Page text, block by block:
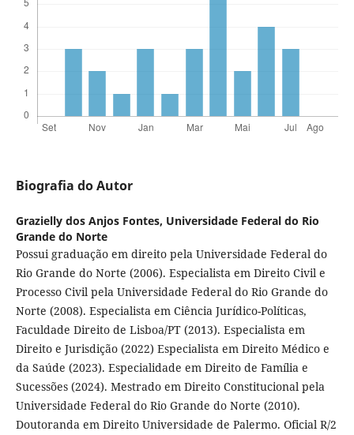
Biografia do Autor
Grazielly dos Anjos Fontes, Universidade Federal do Rio
Grande do Norte
Possui graduação em direito pela Universidade Federal do
Rio Grande do Norte (2006). Especialista em Direito Civil e
Processo Civil pela Universidade Federal do Rio Grande do
Norte (2008). Especialista em Ciência Jurídico-Políticas,
Faculdade Direito de Lisboa/PT (2013). Especialista em
Direito e Jurisdição (2022) Especialista em Direito Médico e
da Saúde (2023). Especialidade em Direito de Família e
Sucessões (2024). Mestrado em Direito Constitucional pela
Universidade Federal do Rio Grande do Norte (2010).
Doutoranda em Direito Universidade de Palermo. Oficial R/2